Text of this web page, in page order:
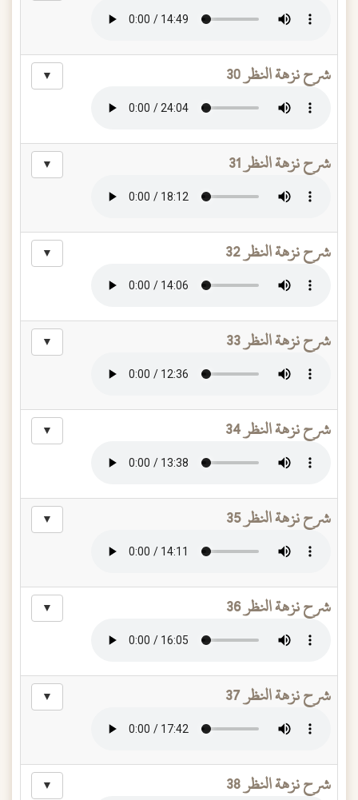
شرح نزهة النظر 30 ▼
شرح نزهة النظر 31 ▼
شرح نزهة النظر 32 ▼
شرح نزهة النظر 33 ▼
شرح نزهة النظر 34 ▼
شرح نزهة النظر 35 ▼
شرح نزهة النظر 36 ▼
شرح نزهة النظر 37 ▼
شرح نزهة النظر 38 ▼